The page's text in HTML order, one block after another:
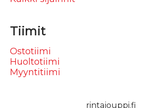
Tiimit
Ostotiimi
Huoltotiimi
Myyntitiimi
rintajouppi.fi